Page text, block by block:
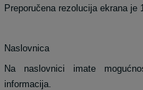
Preporučena rezolucija ekrana je
Naslovnica
Na naslovnici imate
informacija.